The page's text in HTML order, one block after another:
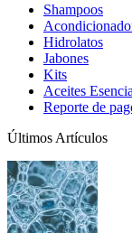
Shampoos
Hidrolatos
Jabones
Kits
Aceites
Reporte de
Últimos Artículos